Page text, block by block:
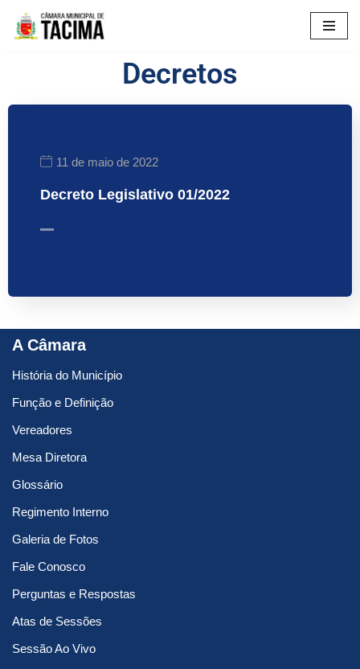
Pular
Decretos
11 de maio de 2022
Decreto Legislativo 01/2022
A Câmara
História do Município
Função e Definição
Vereadores
Mesa Diretora
Glossário
Regimento Interno
Galeria de Fotos
Fale Conosco
Perguntas e Respostas
Atas de Sessões
Sessão Ao Vivo